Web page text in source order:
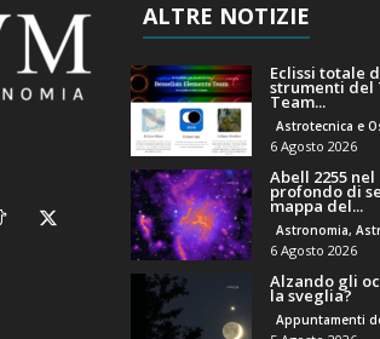
ALTRE NOTIZIE
Eclissi totale
strumenti del
Team...
Astrotecnica e
6 Agosto 2026
Abell 2255
profondo di
mappa del...
Astronomia,
6 Agosto 2026
Alzando gli
la sveglia?
Appuntamenti